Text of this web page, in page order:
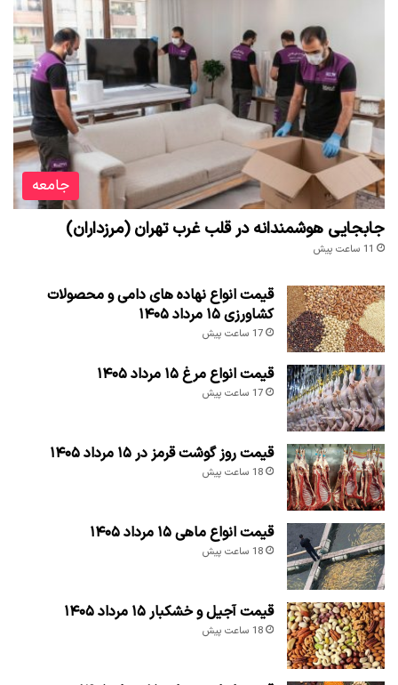
جامعه
جابجایی هوشمندانه در قلب غرب تهران (مرزداران)
11 ساعت پیش
قیمت انواع نهاده های دامی و محصولات
کشاورزی ۱۵ مرداد ۱۴۰۵
17 ساعت پیش
قیمت انواع مرغ ۱۵ مرداد ۱۴۰۵
17 ساعت پیش
قیمت روز گوشت قرمز در ۱۵ مرداد ۱۴۰۵
18 ساعت پیش
قیمت انواع ماهی ۱۵ مرداد ۱۴۰۵
18 ساعت پیش
قیمت آجیل و خشکبار ۱۵ مرداد ۱۴۰۵
18 ساعت پیش